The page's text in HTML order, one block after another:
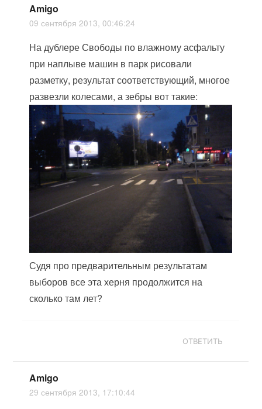
Amigo
09 сентября 2013, 00:46:24
На дублере Свободы по влажному асфальту
при наплыве машин в парк рисовали
разметку, результат соответствующий, многое
развезли колесами, а зебры вот такие:
Судя про предварительным результатам
выборов все эта херня продолжится на
сколько там лет?
ОТВЕТИТЬ
Amigo
29 сентября 2013, 17:10:44